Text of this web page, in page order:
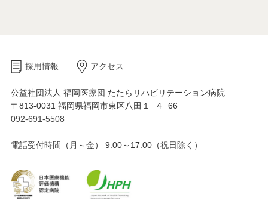
採用情報 アクセス
公益社団法人 福岡医療団 たたらリハビリテーション病院
〒813-0031 福岡県福岡市東区八田１−４−66
092-691-5508
電話受付時間（月～金） 9:00～17:00（祝日除く）